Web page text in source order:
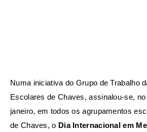
Numa iniciativa do Grupo de Trabalho
Escolares de Chaves, assinalou-se,
janeiro, em todos os agrupamentos
de Chaves, o Dia Internacional em